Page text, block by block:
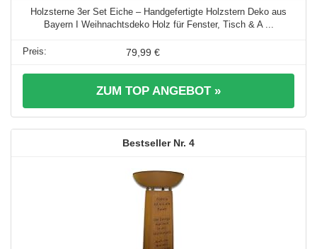
Holzsterne 3er Set Eiche – Handgefertigte Holzstern Deko aus
Bayern I Weihnachtsdeko Holz für Fenster, Tisch & A ...
79,99 €
ZUM TOP ANGEBOT »
4